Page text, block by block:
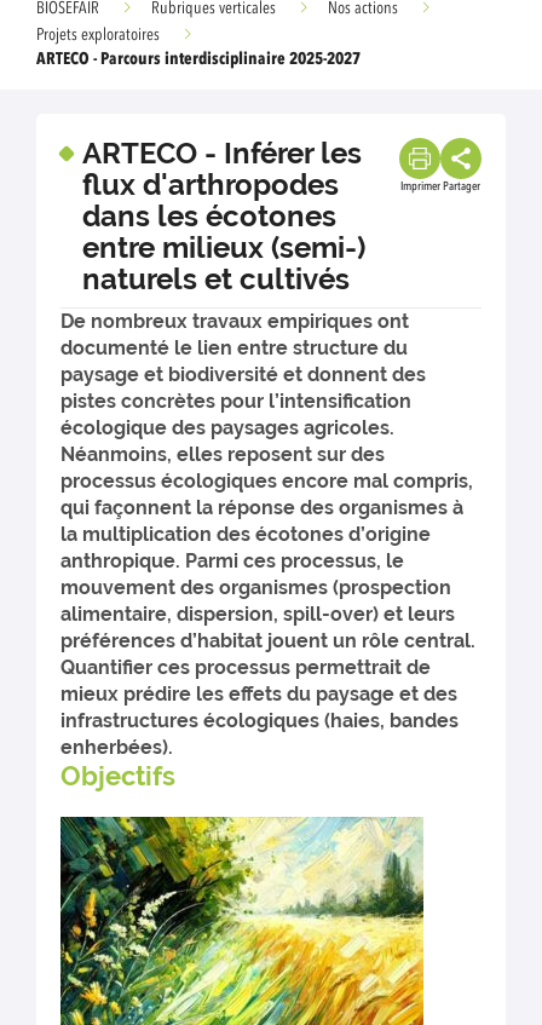
BIOSEFAIR Rubriques verticales
Nos actions
Projets exploratoires
ARTECO - Parcours interdisciplinaire 2025-2027
ARTECO - Inférer les
flux d'arthropodes
dans les écotones
entre milieux (semi-)
naturels et cultivés
Imprimer Partager
De nombreux travaux empiriques ont
documenté le lien entre structure du
paysage et biodiversité et donnent des
pistes concrètes pour l’intensification
écologique des paysages agricoles.
Néanmoins, elles reposent sur des
processus écologiques encore mal compris,
qui façonnent la réponse des organismes à
la multiplication des écotones d’origine
anthropique. Parmi ces processus, le
mouvement des organismes (prospection
alimentaire, dispersion, spill-over) et leurs
préférences d’habitat jouent un rôle central.
Quantifier ces processus permettrait de
mieux prédire les effets du paysage et des
infrastructures écologiques (haies, bandes
enherbées).
Objectifs